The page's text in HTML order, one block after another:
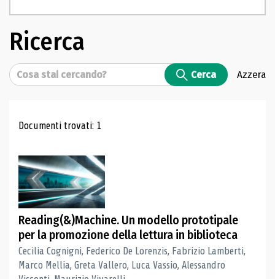
Ricerca
Cerca Cerca Azzera
Risultati di ricerca
Documenti trovati: 1
Reading(&)Machine. Un modello prototipale
per la promozione della lettura in biblioteca
Cecilia Cognigni, Federico De Lorenzis, Fabrizio Lamberti,
Marco Mellia, Greta Vallero, Luca Vassio, Alessandro